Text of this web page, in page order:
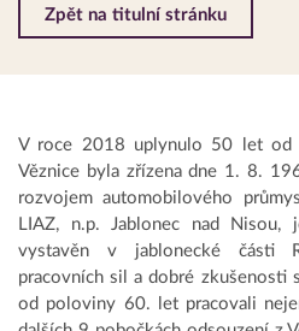
Zpět na titulní stránku
V roce 2018 uplynulo 50 let od
Věznice byla zřízena dne 1. 8.
rozvojem automobilového
LIAZ, n.p. Jablonec nad Nisou,
vystavěn v jablonecké části
pracovních sil a dobré zkušenosti
od poloviny 60. let pracovali